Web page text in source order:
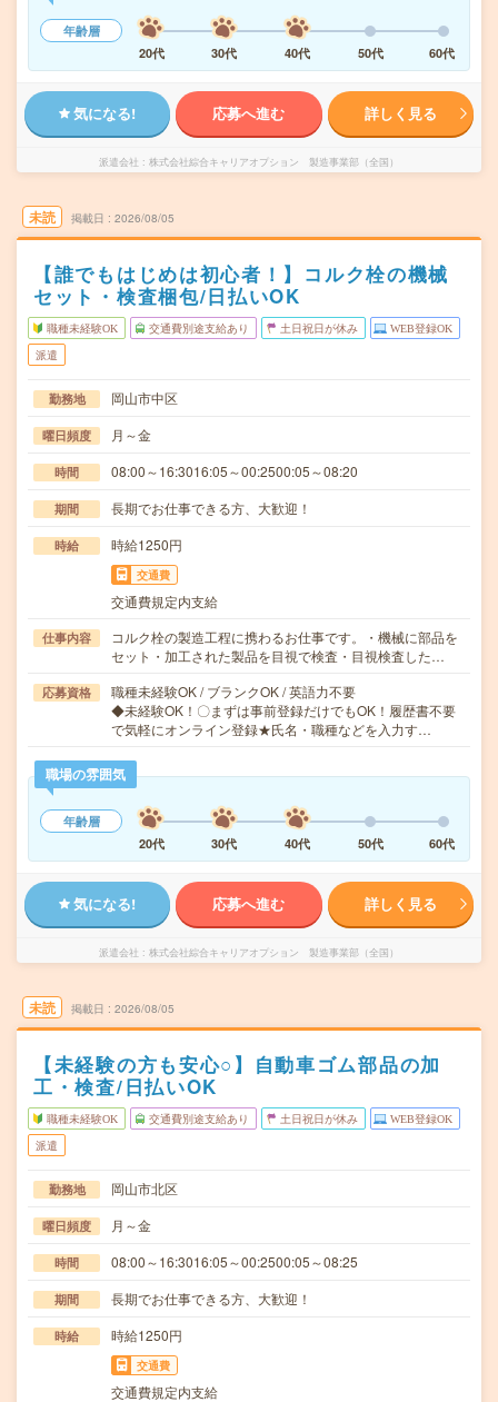
年齢層
20代
30代 40代 50代 60代
気になる! 応募へ進む 詳しく見る
派遣会社 株式会社綜合キャリアオプション 製造事業部（全国）
未読 掲載日 2026/08/05
【誰でもはじめは初心者！】コルク栓の機械
セット・検査梱包/日払いOK
職種未経験OK 交通費別途支給あり 土日祝日が休み WEB登録OK
派遣
勤務地 岡山市中区
曜日頻度 月～金
時間 08:00～16:3016:05～00:2500:05～08:20
期間 長期でお仕事できる方、大歓迎！
時給 時給1250円
交通費
交通費規定内支給
仕事内容
コルク栓の製造工程に携わるお仕事です。・機械に部品を
セット・加工された製品を目視で検査・目視検査した…
応募資格
職種未経験OK / ブランクOK / 英語力不要
◆未経験OK！〇まずは事前登録だけでもOK！履歴書不要
で気軽にオンライン登録★氏名・職種などを入力す…
職場の雰囲気
年齢層
20代
30代 40代 50代 60代
気になる! 応募へ進む 詳しく見る
派遣会社 株式会社綜合キャリアオプション 製造事業部（全国）
未読 掲載日 2026/08/05
【未経験の方も安心○】自動車ゴム部品の加
工・検査/日払いOK
職種未経験OK 交通費別途支給あり 土日祝日が休み WEB登録OK
派遣
勤務地 岡山市北区
曜日頻度 月～金
時間 08:00～16:3016:05～00:2500:05～08:25
期間 長期でお仕事できる方、大歓迎！
時給 時給1250円
交通費
交通費規定内支給